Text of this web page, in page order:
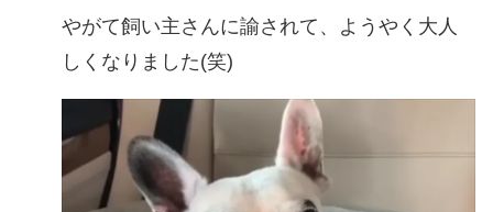
やがて飼い主さんに諭されて、ようやく大人
しくなりました(笑)